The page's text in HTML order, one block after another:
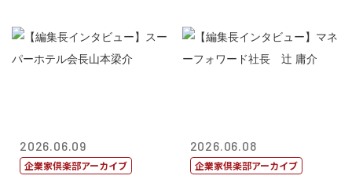
2026.06.09
企業家倶楽部アーカイブ
2026.06.08
企業家倶楽部アーカイブ